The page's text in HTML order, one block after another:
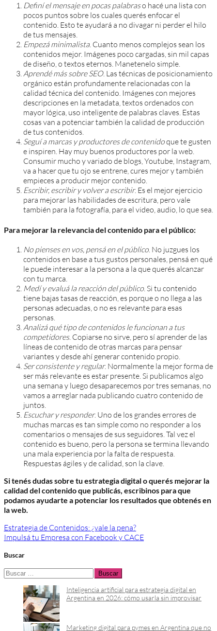
Definí el mensaje en pocas palabraso hacé una lista con
pocos puntos sobre los cuales querés enfocar el
contenido. Esto te ayudará a no divagar ni perder el hilo
de tus mensajes.
Empezá minimalista. Cuanto menos complejos sean los
contenidos mejor. Imágenes poco cargadas, sin mil capas
de diseño, o textos eternos. Manetenelo simple.
Aprendé más sobre SEO. Las técnicas de posicionamiento
orgánico están profundamente relacionadas con la
calidad técnica del contenido. Imágenes con mejores
descripciones en la metadata, textos ordenados con
mayor lógica, uso inteligente de palabras claves. Estas
cosas van a potenciar también la calidad de producción
de tus contenidos.
Seguí a marcas y productores de contenidoque te gusten
e inspiren. Hay muy buenos productores por la web.
Consumir mucho y variado de blogs, Youtube, Instagram,
va a hacer que tu ojo se entrene, cures mejor y también
empieces a producir mejor contenido.
Escribir, escribir y volver a escribir. Es el mejor ejercicio
para mejorar las habilidades de escritura, pero vale
también para la fotografía, para el video, audio, lo que sea.
Para mejorar la relevancia del contenido para el público:
No pienses en vos, pensá en el público. No juzgues los
contenidos en base a tus gustos personales, pensá en qué
le puede interesar a la persona a la que querés alcanzar
con tu marca.
Medí y evaluá la reacción del público. Si tu contenido
tiene bajas tasas de reacción, es porque o no llega a las
personas adecuadas, o no es relevante para esas
personas.
Analizá qué tipo de contenidos le funcionan a tus
competidores. Copiarse no sirve, pero sí aprender de las
líneas de contenido de otras marcas para pensar
variantes y desde ahí generar contenido propio.
Ser consistente y regular. Normalmente la mejor forma de
ser más relevante es estar presente. Si publicamos algo
una semana y luego desaparecemos por tres semanas, no
vamos a arreglar nada publicando cuatro contenido de
juntos.
Escuchar y responder. Uno de los grandes errores de
muchas marcas es tan simple como no responder a los
comentarios o mensajes de sus seguidores. Tal vez el
contenido es bueno, pero la persona se termina llevando
una mala experiencia por la falta de respuesta.
Respuestas ágiles y de calidad, son la clave.
Si tenés dudas sobre tu estrategia digital o querés mejorar la
calidad del contenido que publicás, escribinos para que
podamos ayudarte a potenciar los resultados que obtenés en
la web.
Navegación
de
entradas
Estrategia de Contenidos: ¿vale la pena?
Impulsá tu Empresa con Facebook y CACE
Buscar
Buscar:
Inteligencia artificial para estrategia digital en
Argentina en 2026: cómo usarla sin improvisar
Marketing digital para pymes en Argentina que no